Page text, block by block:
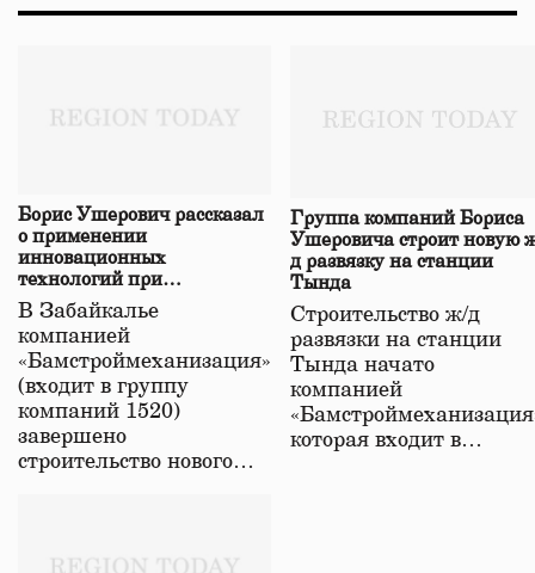
Борис Ушерович рассказал
о применении
инновационных
технологий при
строительстве нового моста
в Забайкалье
В Забайкалье
компанией
«Бамстроймеханизация»
(входит в группу
компаний 1520)
завершено
строительство нового…
Группа компаний Бориса
Ушеровича строит новую
д развязку на станции
Тында
Строительство ж/д
развязки на станции
Тында начато
компанией
которая входит в…